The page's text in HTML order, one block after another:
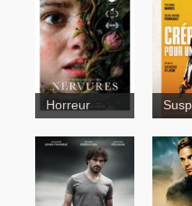
Crépuscule
pour un
Horreur